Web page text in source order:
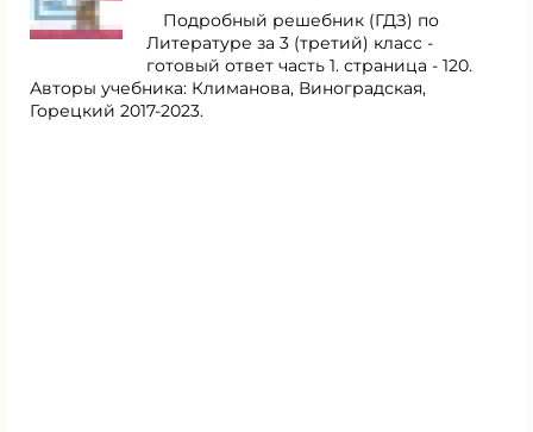
Подробный решебник (ГДЗ) по
Литературе за 3 (третий) класс -
готовый ответ часть 1. страница - 120.
Авторы учебника: Климанова, Виноградская,
Горецкий 2017-2023.